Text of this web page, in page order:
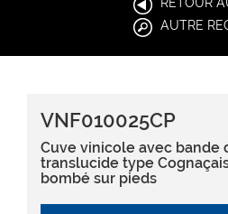
AUTRE
VNF010025CP
Cuve vinicole avec bande
translucide type
bombé sur pieds